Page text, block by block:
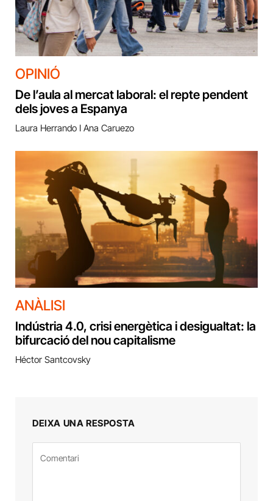
OPINIÓ
De l’aula al mercat laboral: el repte pendent
dels joves a Espanya
Laura Herrando I Ana Caruezo
ANÀLISI
Indústria 4.0, crisi energètica i desigualtat: la
bifurcació del nou capitalisme
Héctor Santcovsky
DEIXA UNA RESPOSTA